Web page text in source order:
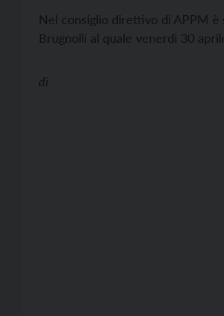
Nel consiglio direttivo di APPM
Brugnolli al quale venerdì 30
di